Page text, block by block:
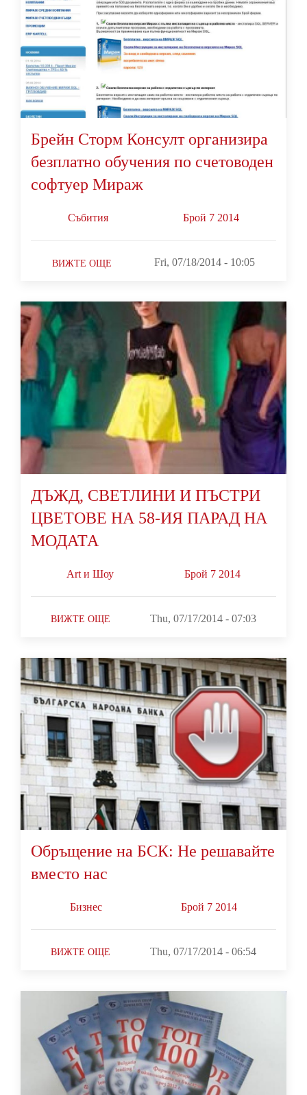
Брейн Сторм Консулт организира
безплатно обучения по счетоводен
софтуер Мираж
Събития Брой 7 2014
ВИЖТЕ ОЩЕ Fri, 07/18/2014 - 10:05
ДЪЖД, СВЕТЛИНИ И ПЪСТРИ
ЦВЕТОВЕ НА 58-ИЯ ПАРАД НА
МОДАТА
Art и Шоу Брой 7 2014
ВИЖТЕ ОЩЕ Thu, 07/17/2014 - 07:03
Обръщение на БСК: Не решавайте
вместо нас
Бизнес Брой 7 2014
ВИЖТЕ ОЩЕ Thu, 07/17/2014 - 06:54